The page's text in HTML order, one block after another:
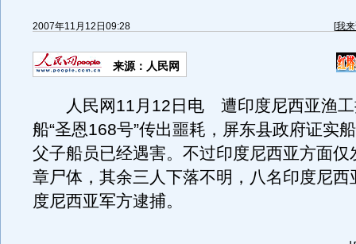
2007年11月12日09:28 [我
来源：人民网
人民网11月12日电 遭印度尼西亚渔工
船“圣恩168号”传出噩耗，屏东县政府证实
父子船员已经遇害。不过印度尼西亚方面仅
章尸体，其余三人下落不明，八名印度尼西
度尼西亚军方逮捕。